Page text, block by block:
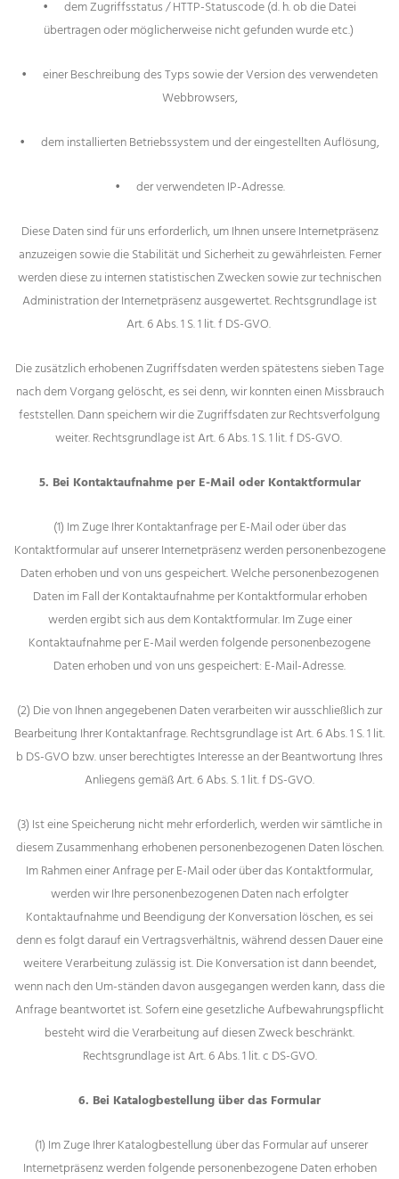
•
dem Zugriffsstatus / HTTP-Statuscode (d. h. ob die Datei
übertragen oder möglicherweise nicht gefunden wurde etc.)
•
einer Beschreibung des Typs sowie der Version des verwendeten
Webbrowsers,
• dem installierten Betriebssystem und der eingestellten Auflösung,
• der verwendeten IP-Adresse.
Diese Daten sind für uns erforderlich, um Ihnen unsere Internetpräsenz
anzuzeigen sowie die Stabilität und Sicherheit zu gewährleisten. Ferner
werden diese zu internen statistischen Zwecken sowie zur technischen
Administration der Internetpräsenz ausgewertet. Rechtsgrundlage ist
Art. 6 Abs. 1 S. 1 lit. f DS-GVO.
Die zusätzlich erhobenen Zugriffsdaten werden spätestens sieben Tage
nach dem Vorgang gelöscht, es sei denn, wir konnten einen Missbrauch
feststellen. Dann speichern wir die Zugriffsdaten zur Rechtsverfolgung
weiter. Rechtsgrundlage ist Art. 6 Abs. 1 S. 1 lit. f DS-GVO.
5. Bei Kontaktaufnahme per E-Mail oder Kontaktformular
(1) Im Zuge Ihrer Kontaktanfrage per E-Mail oder über das
Kontaktformular auf unserer Internetpräsenz werden personenbezogene
Daten erhoben und von uns gespeichert. Welche personenbezogenen
Daten im Fall der Kontaktaufnahme per Kontaktformular erhoben
werden ergibt sich aus dem Kontaktformular. Im Zuge einer
Kontaktaufnahme per E-Mail werden folgende personenbezogene
Daten erhoben und von uns gespeichert: E-Mail-Adresse.
(2) Die von Ihnen angegebenen Daten verarbeiten wir ausschließlich zur
Bearbeitung Ihrer Kontaktanfrage. Rechtsgrundlage ist Art. 6 Abs. 1 S. 1 lit.
b DS-GVO bzw. unser berechtigtes Interesse an der Beantwortung Ihres
Anliegens gemäß Art. 6 Abs. S. 1 lit. f DS-GVO.
(3) Ist eine Speicherung nicht mehr erforderlich, werden wir sämtliche in
diesem Zusammenhang erhobenen personenbezogenen Daten löschen.
Im Rahmen einer Anfrage per E-Mail oder über das Kontaktformular,
werden wir Ihre personenbezogenen Daten nach erfolgter
Kontaktaufnahme und Beendigung der Konversation löschen, es sei
denn es folgt darauf ein Vertragsverhältnis, während dessen Dauer eine
weitere Verarbeitung zulässig ist. Die Konversation ist dann beendet,
wenn nach den Um-ständen davon ausgegangen werden kann, dass die
Anfrage beantwortet ist. Sofern eine gesetzliche Aufbewahrungspflicht
besteht wird die Verarbeitung auf diesen Zweck beschränkt.
Rechtsgrundlage ist Art. 6 Abs. 1 lit. c DS-GVO.
6. Bei Katalogbestellung über das Formular
(1) Im Zuge Ihrer Katalogbestellung über das Formular auf unserer
Internetpräsenz werden folgende personenbezogene Daten erhoben